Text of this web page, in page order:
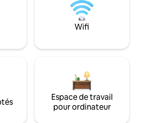
Wifi
Espace de travail
pour ordinateur